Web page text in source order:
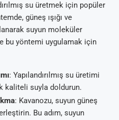
su üretmek için popüler
güneş ışığı ve
suyun moleküler
bu yöntemi uygulamak için
: Yapılandırılmış su üretimi
kaliteli suyla doldurun.
: Kavanozu, suyun güneş
Bu adım, suyun